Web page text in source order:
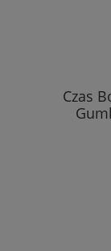
Czas